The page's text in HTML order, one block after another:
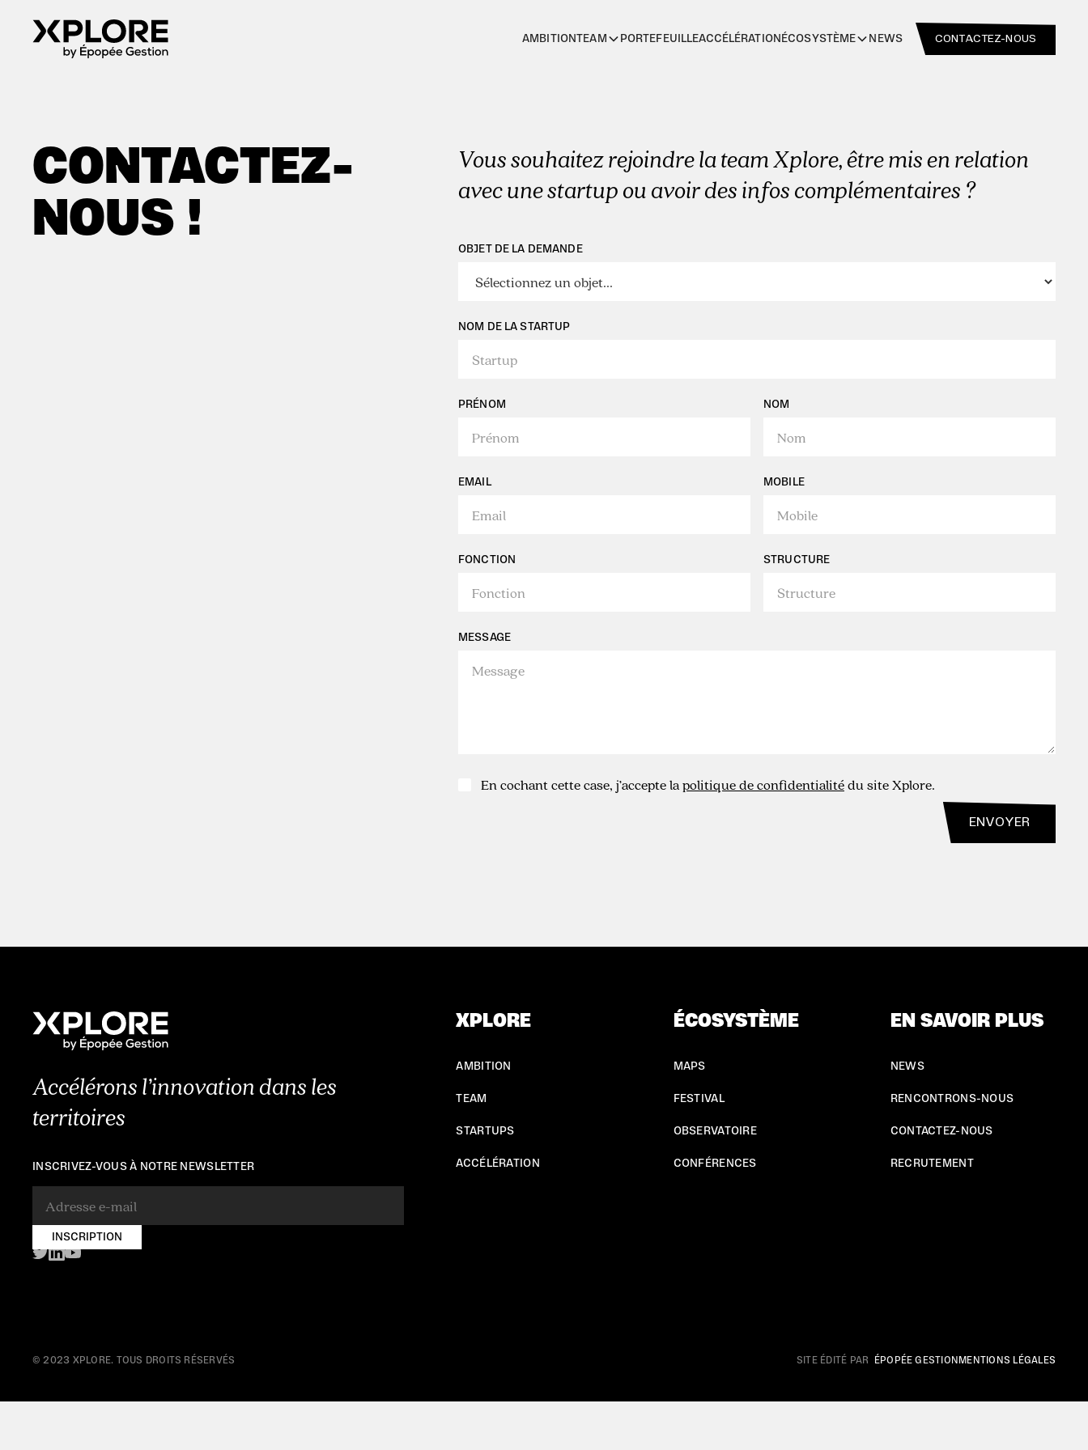
AMBITIONTEAM PORTEFEUILLEACCÉLÉRATION ÉCOSYSTÈME NEWS CONTACTEZ-NOUS
CONTACTEZ-
NOUS !
Vous souhaitez rejoindre la team Xplore, être mis en relation
avec une startup ou avoir des infos complémentaires ?
OBJET DE LA DEMANDE
NOM DE LA STARTUP
PRÉNOM NOM
EMAIL MOBILE
FONCTION STRUCTURE
MESSAGE
En cochant cette case, j’accepte lapolitique de confidentialitédu site Xplore.
Accélérons l’innovation dans les
territoires
INSCRIVEZ-VOUS À NOTRE NEWSLETTER
XPLORE
AMBITION
TEAM
STARTUPS
ACCÉLÉRATION
ÉCOSYSTÈME
MAPS
FESTIVAL
OBSERVATOIRE
CONFÉRENCES
EN SAVOIR PLUS
NEWS
RENCONTRONS-NOUS
CONTACTEZ-NOUS
RECRUTEMENT
© 2023 XPLORE. TOUS DROITS RÉSERVÉS SITE ÉDITÉ PAR ÉPOPÉE GESTION MENTIONS LÉGALES